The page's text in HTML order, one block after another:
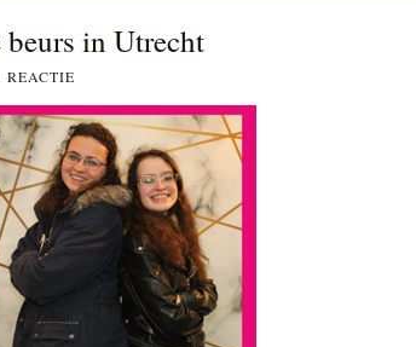
in Utrecht
REACTIE